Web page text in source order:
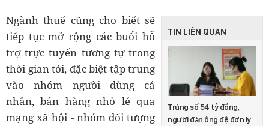
TIN LIÊN QUAN
Trúng số 54 tỷ đồng,
người đàn ông đệ đơn ly
Ngành thuế cũng cho biết sẽ
tiếp tục mở rộng các buổi hỗ
trợ trực tuyến tương tự trong
thời gian tới, đặc biệt tập trung
vào nhóm người dùng cá
nhân, bán hàng nhỏ lẻ qua
mạng xã hội - nhóm đối tượng